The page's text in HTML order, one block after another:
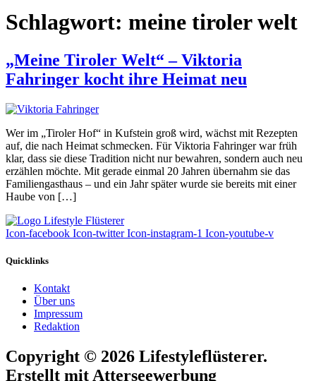
Schlagwort: meine tiroler welt
„Meine Tiroler Welt“ – Viktoria
Fahringer kocht ihre Heimat neu
Wer im „Tiroler Hof“ in Kufstein groß wird, wächst mit Rezepten
auf, die nach Heimat schmecken. Für Viktoria Fahringer war früh
klar, dass sie diese Tradition nicht nur bewahren, sondern auch neu
erzählen möchte. Mit gerade einmal 20 Jahren übernahm sie das
Familiengasthaus – und ein Jahr später wurde sie bereits mit einer
Haube von […]
Icon-facebook Icon-twitter Icon-instagram-1 Icon-youtube-v
Quicklinks
Kontakt
Über uns
Impressum
Redaktion
Copyright © 2026 Lifestyleflüsterer.
Erstellt mit Atterseewerbung